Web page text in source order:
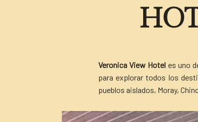
Veronica View Hotel es uno
para explorar todos los
pueblos aislados, Moray,